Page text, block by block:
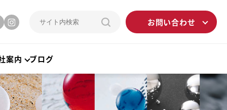
お問い合わせ
案内 ブログ